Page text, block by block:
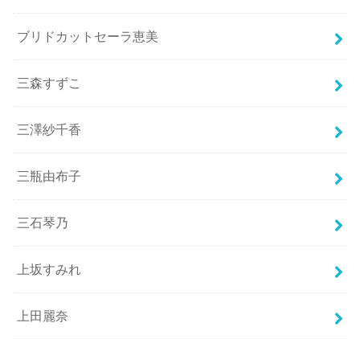
ブリドカットセーラ恵美
三森すずこ
三澤紗千香
三瓶由布子
三石琴乃
上坂すみれ
上田麗奈